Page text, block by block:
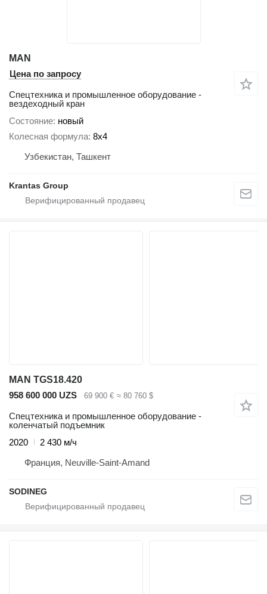
MAN
Цена по запросу
Спецтехника и промышленное оборудование -
вездеходный кран
Состояние новый
Колесная формула 8x4
Узбекистан, Ташкент
Krantas Group
MAN TGS18.420
958 600 000 UZS
69 900 € ≈ 80 760 $
Спецтехника и промышленное оборудование -
коленчатый подъемник
2020
2 430 м/ч
Франция, Neuville-Saint-Amand
SODINEG